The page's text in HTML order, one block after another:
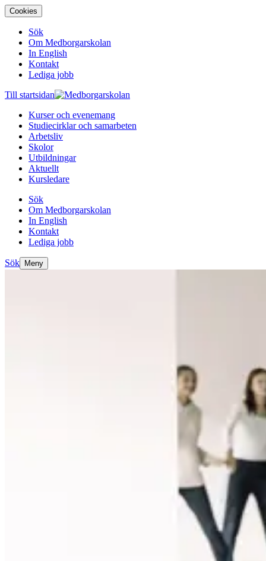
Cookies
Sök
Om Medborgarskolan
In English
Kontakt
Lediga jobb
Till startsidan
Kurser och evenemang
Studiecirklar och samarbeten
Arbetsliv
Skolor
Utbildningar
Aktuellt
Kursledare
Sök
Om Medborgarskolan
In English
Kontakt
Lediga jobb
Sök Meny